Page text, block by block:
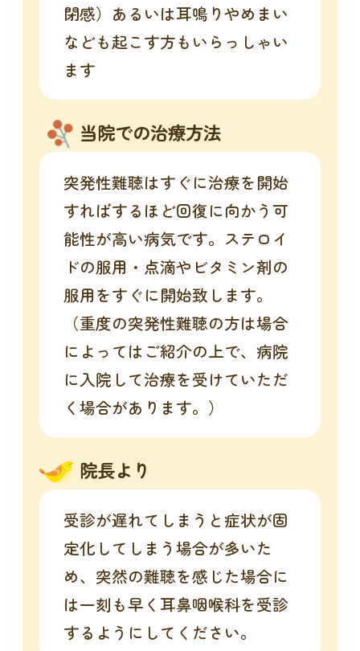
閉感）あるいは耳鳴りやめまい
なども起こす方もいらっしゃい
ます
当院での治療方法
突発性難聴はすぐに治療を開始
すればするほど回復に向かう可
能性が高い病気です。ステロイ
ドの服用・点滴やビタミン剤の
服用をすぐに開始致します。
（重度の突発性難聴の方は場合
によってはご紹介の上で、病院
に入院して治療を受けていただ
く場合があります。）
院長より
受診が遅れてしまうと症状が固
定化してしまう場合が多いた
め、突然の難聴を感じた場合に
は一刻も早く耳鼻咽喉科を受診
するようにしてください。